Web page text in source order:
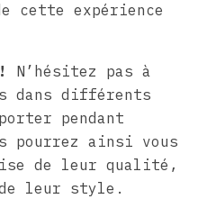
cette expérience
N’hésitez pas à
dans différents
pendant
pourrez ainsi vous
de leur qualité,
leur style.